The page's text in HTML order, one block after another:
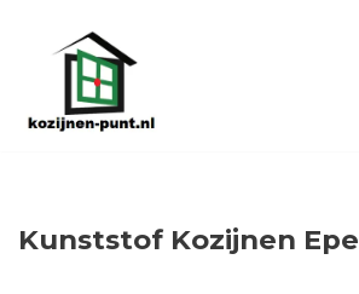
de
Kunststof Kozijnen Epe